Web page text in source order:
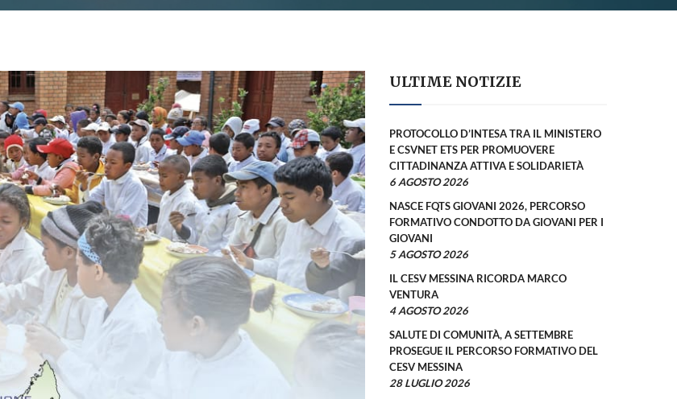
ULTIME NOTIZIE
PROTOCOLLO D’INTESA TRA IL MINISTERO
E CSVNET ETS PER PROMUOVERE
CITTADINANZA ATTIVA E SOLIDARIETÀ
6 AGOSTO 2026
NASCE FQTS GIOVANI 2026, PERCORSO
FORMATIVO CONDOTTO DA GIOVANI PER I
GIOVANI
5 AGOSTO 2026
IL CESV MESSINA RICORDA MARCO
VENTURA
4 AGOSTO 2026
SALUTE DI COMUNITÀ, A SETTEMBRE
PROSEGUE IL PERCORSO FORMATIVO DEL
CESV MESSINA
28 LUGLIO 2026